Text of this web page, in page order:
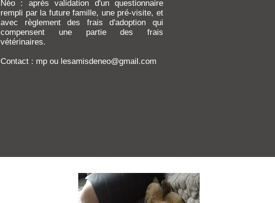
Néo : après validation d'un questionnaire
rempli par la future famille, une pré-visite, et
avec règlement des frais d'adoption qui
compensent une partie des frais
vétérinaires.
Contact : mp ou lesamisdeneo@gmail.com